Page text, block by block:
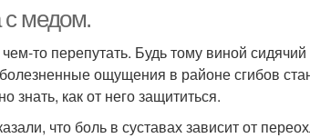
с медом.
то перепутать. Будь тому виной
ощущения в районе сгибов
знать, как от него защититься.
что боль в суставах зависит от